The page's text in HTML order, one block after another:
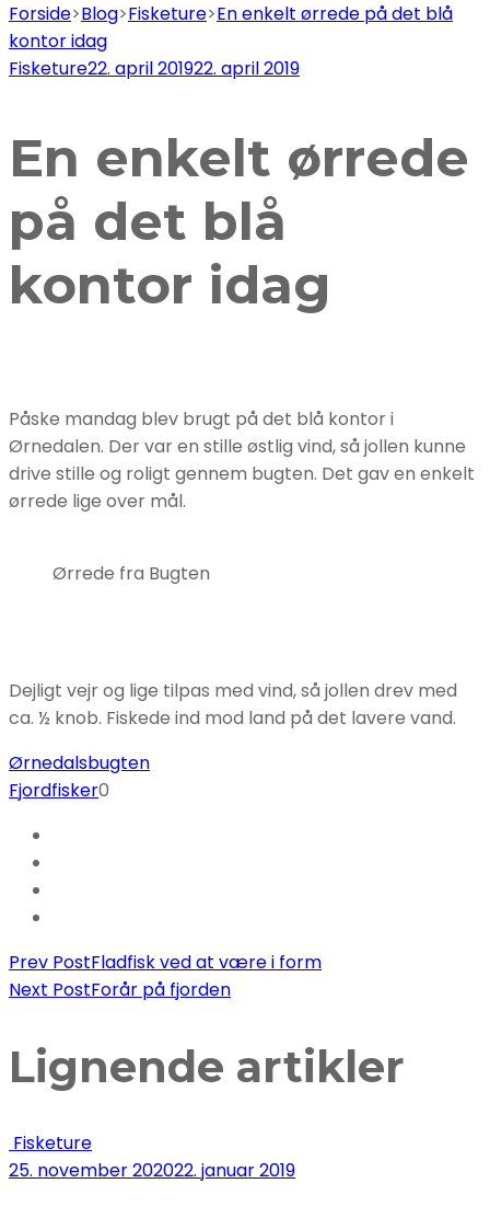
Forside>Blog>Fisketure>En enkelt ørrede på det blå
kontor idag
Fisketure22. april 201922. april 2019
En enkelt ørrede
på det blå
kontor idag
Påske mandag blev brugt på det blå kontor i
Ørnedalen. Der var en stille østlig vind, så jollen kunne
drive stille og roligt gennem bugten. Det gav en enkelt
ørrede lige over mål.
Ørrede fra Bugten
Dejligt vejr og lige tilpas med vind, så jollen drev med
ca. ½ knob. Fiskede ind mod land på det lavere vand.
Ørnedalsbugten
Fjordfisker0
Post
Prev PostFladfisk ved at være i form
Next PostForår på fjorden
Lignende artikler
Fisketure
25. november 202022. januar 2019